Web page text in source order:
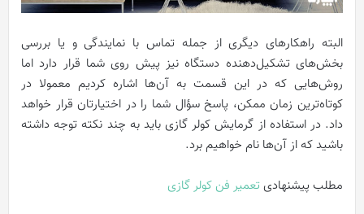
البته راهکارهای دیگری از جمله تماس با نمایندگی و یا بررسی
بخش‌های تشکیل‌دهنده دستگاه نیز پیش روی شما قرار دارد اما
روش‌هایی که در این قسمت به آن‌ها اشاره کردیم معمولا در
کوتاه‌ترین زمان ممکن، پاسخ سؤال شما را در اختیارتان قرار خواهد
داد. در استفاده از گرمایش کولر گازی باید به چند نکته توجه داشته
باشید که از آن‌ها نام خواهیم برد.
مطلب پیشنهادیتعمیر فن کولر گازی